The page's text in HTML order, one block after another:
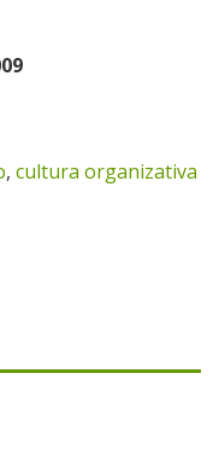
, cultura organizativa